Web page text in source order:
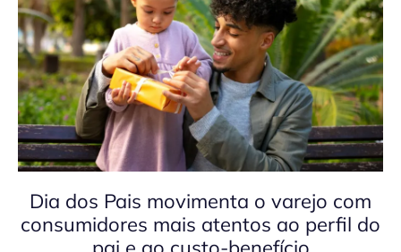
Dia dos Pais movimenta o varejo com
consumidores mais atentos ao perfil do